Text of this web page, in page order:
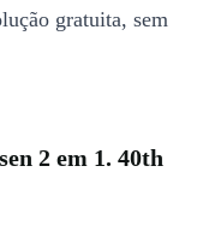
gratuita, sem
2 em 1. 40th